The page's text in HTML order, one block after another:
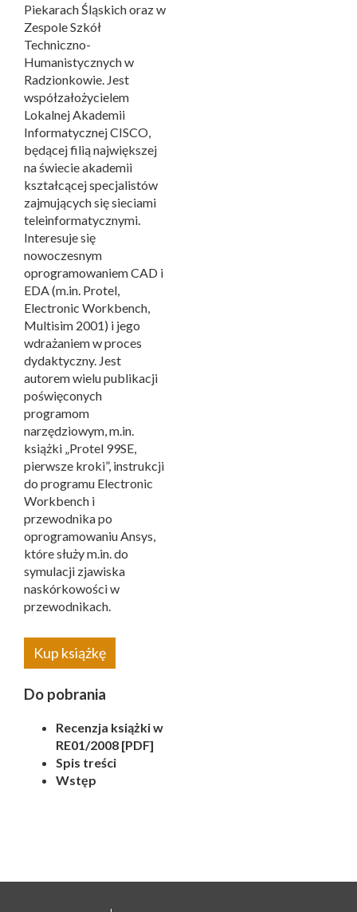
Piekarach Śląskich oraz w
Zespole Szkół
Techniczno-
Humanistycznych w
Radzionkowie. Jest
współzałożycielem
Lokalnej Akademii
Informatycznej CISCO,
będącej filią największej
na świecie akademii
kształcącej specjalistów
zajmujących się sieciami
teleinformatycznymi.
Interesuje się
nowoczesnym
oprogramowaniem CAD i
EDA (m.in. Protel,
Electronic Workbench,
Multisim 2001) i jego
wdrażaniem w proces
dydaktyczny. Jest
autorem wielu publikacji
poświęconych
programom
narzędziowym, m.in.
książki „Protel 99SE,
pierwsze kroki”, instrukcji
do programu Electronic
Workbench i
przewodnika po
oprogramowaniu Ansys,
które służy m.in. do
symulacji zjawiska
naskórkowości w
przewodnikach.
Kup książkę
Do pobrania
Recenzja książki w
RE01/2008 [PDF]
Spis treści
Wstęp